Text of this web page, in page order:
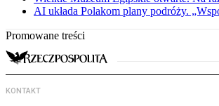
AI układa Polakom plany podróży.
Promowane treści
KONTAKT